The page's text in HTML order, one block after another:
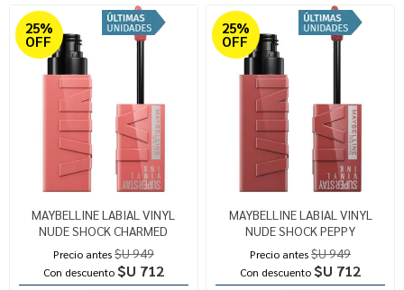
25%
OFF
MAYBELLINE LABIAL VINYL
NUDE SHOCK CHARMED
Precio antes$U 949
Con descuento $U 712
25%
OFF
MAYBELLINE LABIAL VINYL
NUDE SHOCK PEPPY
Precio antes$U 949
Con descuento $U 712